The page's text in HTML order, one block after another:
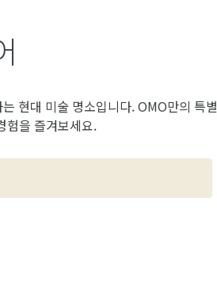
현대 미술 명소입니다. OMO만의 특별
험을 즐겨보세요.